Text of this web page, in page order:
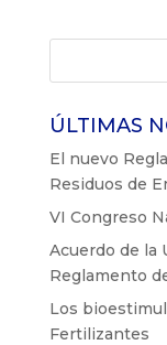
ÚLTIMAS
El nuevo
Residuos de
VI Congreso
Acuerdo de la
Reglamento
Los
Fertilizantes